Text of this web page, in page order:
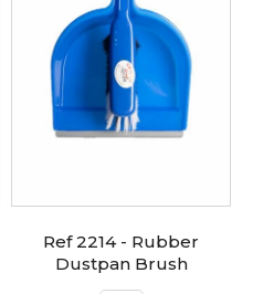
Ref 2214 - Rubber
Dustpan Brush